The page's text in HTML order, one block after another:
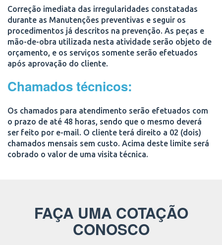
Correção imediata das irregularidades constatadas
durante as Manutenções preventivas e seguir os
procedimentos já descritos na prevenção. As peças e
mão-de-obra utilizada nesta atividade serão objeto de
orçamento, e os serviços somente serão efetuados
após aprovação do cliente.
Chamados técnicos:
Os chamados para atendimento serão efetuados com
o prazo de até 48 horas, sendo que o mesmo deverá
ser feito por e-mail. O cliente terá direito a 02 (dois)
chamados mensais sem custo. Acima deste limite será
cobrado o valor de uma visita técnica.
FAÇA UMA COTAÇÃO
CONOSCO